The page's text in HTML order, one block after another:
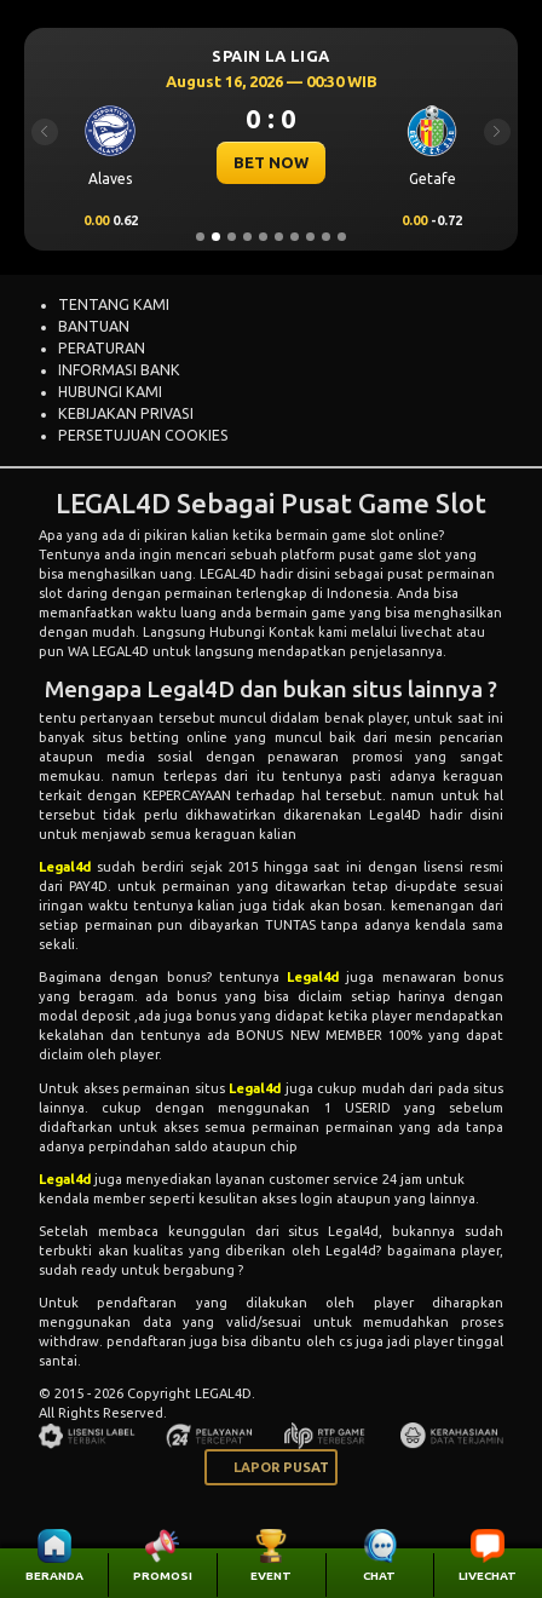
BERANDA PROMOSI EVENT CHAT LIVECHAT
SPAIN LA LIGA
August 16, 2026 — 00:30 WIB
Alaves
0 : 0
BET NOW
Getafe
0.00 0.62 0.00 -0.72
Previous Next
TENTANG KAMI
BANTUAN
PERATURAN
INFORMASI BANK
HUBUNGI KAMI
KEBIJAKAN PRIVASI
PERSETUJUAN COOKIES
LEGAL4D Sebagai Pusat Game Slot
Apa yang ada di pikiran kalian ketika bermain game slot online?
Tentunya anda ingin mencari sebuah platform pusat game slot yang
bisa menghasilkan uang. LEGAL4D hadir disini sebagai pusat permainan
slot daring dengan permainan terlengkap di Indonesia. Anda bisa
memanfaatkan waktu luang anda bermain game yang bisa menghasilkan
dengan mudah. Langsung Hubungi Kontak kami melalui livechat atau
pun WA LEGAL4D untuk langsung mendapatkan penjelasannya.
Mengapa Legal4D dan bukan situs lainnya ?
tentu pertanyaan tersebut muncul didalam benak player, untuk saat ini
banyak situs betting online yang muncul baik dari mesin pencarian
ataupun media sosial dengan penawaran promosi yang sangat
memukau. namun terlepas dari itu tentunya pasti adanya keraguan
terkait dengan KEPERCAYAAN terhadap hal tersebut. namun untuk hal
tersebut tidak perlu dikhawatirkan dikarenakan Legal4D hadir disini
untuk menjawab semua keraguan kalian
Legal4d
sudah berdiri sejak 2015 hingga saat ini dengan lisensi resmi
dari PAY4D. untuk permainan yang ditawarkan tetap di-update sesuai
iringan waktu tentunya kalian juga tidak akan bosan. kemenangan dari
setiap permainan pun dibayarkan TUNTAS tanpa adanya kendala sama
sekali.
Bagimana dengan bonus? tentunya Legal4d juga menawaran bonus
yang beragam. ada bonus yang bisa diclaim setiap harinya dengan
modal deposit ,ada juga bonus yang didapat ketika player mendapatkan
kekalahan dan tentunya ada BONUS NEW MEMBER 100% yang dapat
diclaim oleh player.
Untuk akses permainan situs Legal4d juga cukup mudah dari pada situs
lainnya. cukup dengan menggunakan 1 USERID yang sebelum
didaftarkan untuk akses semua permainan permainan yang ada tanpa
adanya perpindahan saldo ataupun chip
Legal4d juga menyediakan layanan customer service 24 jam untuk
kendala member seperti kesulitan akses login ataupun yang lainnya.
Setelah membaca keunggulan dari situs Legal4d, bukannya sudah
terbukti akan kualitas yang diberikan oleh Legal4d? bagaimana player,
sudah ready untuk bergabung ?
Untuk pendaftaran yang dilakukan oleh player diharapkan
menggunakan data yang valid/sesuai untuk memudahkan proses
withdraw. pendaftaran juga bisa dibantu oleh cs juga jadi player tinggal
santai.
© 2015 - 2026 Copyright LEGAL4D.
All Rights Reserved.
LAPOR PUSAT